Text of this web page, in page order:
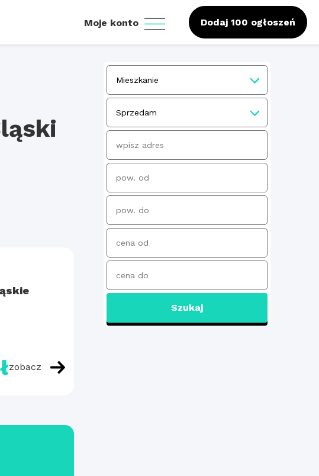
Dodaj 100 ogłoszeń
Moje konto
zobacz
Szukaj